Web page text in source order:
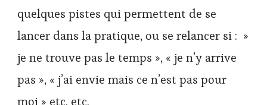
quelques pistes qui permettent de se
lancer dans la pratique, ou se relancer si : »
je ne trouve pas le temps », « je n’y arrive
pas », « j’ai envie mais ce n’est pas pour
moi » etc. etc.